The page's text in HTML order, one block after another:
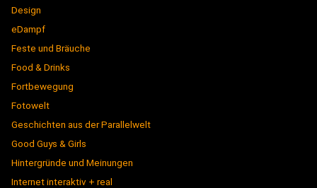
Design
eDampf
Feste und Bräuche
Food & Drinks
Fortbewegung
Fotowelt
Geschichten aus der Parallelwelt
Good Guys & Girls
Hintergründe und Meinungen
Internet interaktiv + real